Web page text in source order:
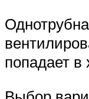
попадает